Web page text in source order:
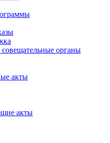
органы
акты
акты